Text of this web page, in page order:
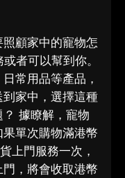
顧家中的寵物怎
者可以幫到你。
常用品等產品，
家中，選擇這種
據瞭解，寵物
單次購物滿港幣
上門服務一次，
，將會收取港幣